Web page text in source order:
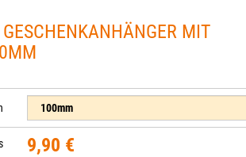
MIT
9,90 €